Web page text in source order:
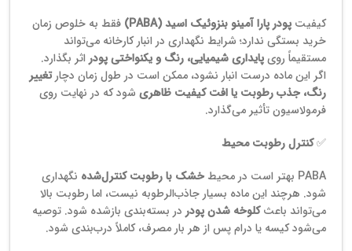
کیفیت پودر پارا آمینو بنزوئیک اسید (PABA)
فقط به خلوص زمان
خرید بستگی ندارد؛ شرایط نگهداری در انبار کارخانه می‌تواند
مستقیماً رویپایداری شیمیایی، رنگ و یکنواختی پودر اثر بگذارد.
اگر این ماده درست انبار نشود، ممکن است در طول زمان دچارتغییر
رنگ، جذب رطوبت یا افت کیفیت ظاهری شود که در نهایت روی
فرمولاسیون تأثیر می‌گذارد.
✅کنترل رطوبت محیط
PABA بهتر است در محیط
خشک با رطوبت کنترل‌شده نگهداری
شود. هرچند این ماده بسیار جاذب‌الرطوبه نیست، اما رطوبت بالا
می‌تواند باعثکلوخه شدن پودر در بسته‌بندی بازشده شود. توصیه
می‌شود کیسه یا درام پس از هر بار مصرف، کاملاً درب‌بندی شود.